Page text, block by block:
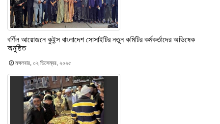
বর্ণিল আয়োজনে কুইন্স বাংলাদেশ সোসাইটির নতুন কমিটির কর্মকর্তাদের অভিষেক
অনুষ্ঠিত
মঙ্গলবার, ০২ ডিসেম্বর, ২০২৫